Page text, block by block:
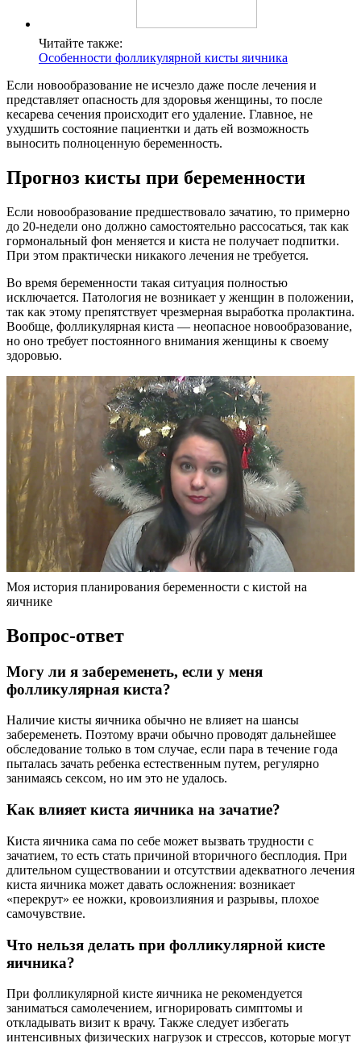
Читайте также:
Особенности фолликулярной кисты яичника
Если новообразование не исчезло даже после лечения и
представляет опасность для здоровья женщины, то после
кесарева сечения происходит его удаление. Главное, не
ухудшить состояние пациентки и дать ей возможность
выносить полноценную беременность.
Прогноз кисты при беременности
Если новообразование предшествовало зачатию, то примерно
до 20-недели оно должно самостоятельно рассосаться, так как
гормональный фон меняется и киста не получает подпитки.
При этом практически никакого лечения не требуется.
Во время беременности такая ситуация полностью
исключается. Патология не возникает у женщин в положении,
так как этому препятствует чрезмерная выработка пролактина.
Вообще, фолликулярная киста — неопасное новообразование,
но оно требует постоянного внимания женщины к своему
здоровью.
Моя история планирования беременности с кистой на
яичнике
Вопрос-ответ
Могу ли я забеременеть, если у меня
фолликулярная киста?
Наличие кисты яичника обычно не влияет на шансы
забеременеть. Поэтому врачи обычно проводят дальнейшее
обследование только в том случае, если пара в течение года
пыталась зачать ребенка естественным путем, регулярно
занимаясь сексом, но им это не удалось.
Как влияет киста яичника на зачатие?
Киста яичника сама по себе может вызвать трудности с
зачатием, то есть стать причиной вторичного бесплодия. При
длительном существовании и отсутствии адекватного лечения
киста яичника может давать осложнения: возникает
«перекрут» ее ножки, кровоизлияния и разрывы, плохое
самочувствие.
Что нельзя делать при фолликулярной кисте
яичника?
При фолликулярной кисте яичника не рекомендуется
заниматься самолечением, игнорировать симптомы и
откладывать визит к врачу. Также следует избегать
интенсивных физических нагрузок и стрессов, которые могут